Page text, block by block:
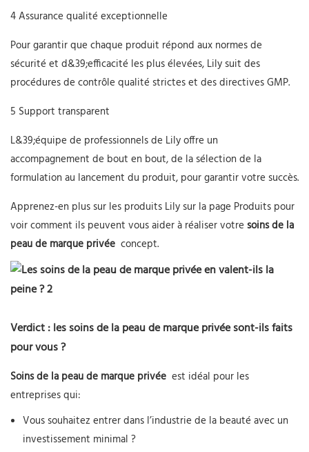
4 Assurance qualité exceptionnelle
Pour garantir que chaque produit répond aux normes de
sécurité et d&39;efficacité les plus élevées, Lily suit des
procédures de contrôle qualité strictes et des directives GMP.
5 Support transparent
L&39;équipe de professionnels de Lily offre un
accompagnement de bout en bout, de la sélection de la
formulation au lancement du produit, pour garantir votre succès.
Apprenez-en plus sur les produits Lily sur la page Produits pour
voir comment ils peuvent vous aider à réaliser votre soins de la
peau de marque privée concept.
Verdict : les soins de la peau de marque privée sont-ils faits
pour vous ?
Soins de la peau de marque privée est idéal pour les
entreprises qui:
Vous souhaitez entrer dans l’industrie de la beauté avec un
investissement minimal ?